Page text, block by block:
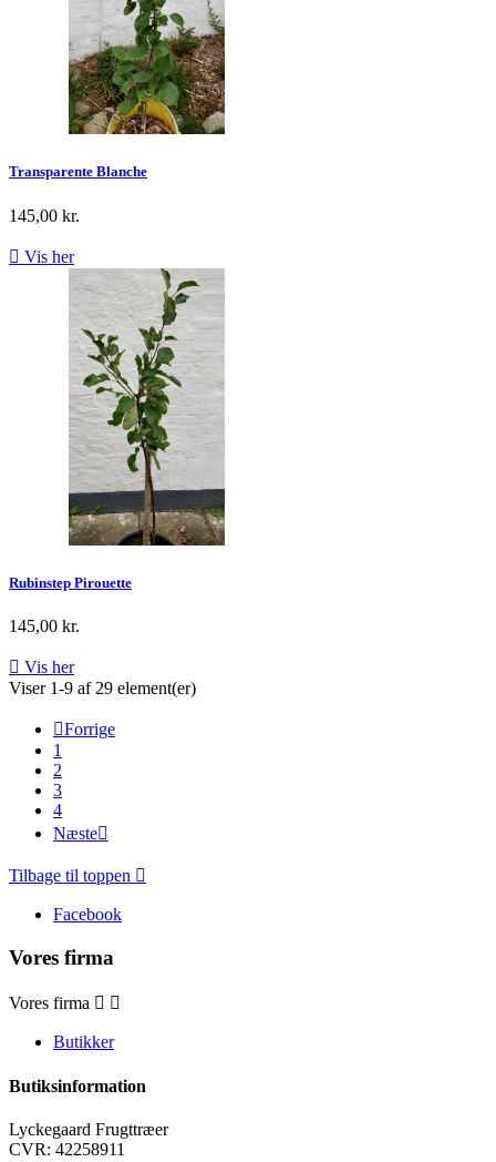
Transparente Blanche
145,00 kr.
 Vis her
Rubinstep Pirouette
145,00 kr.
 Vis her
Viser 1-9 af 29 element(er)
Forrige
1
2
3
4
Næste
Tilbage til toppen 
Facebook
Vores firma
Vores firma  
Butikker
Butiksinformation
Lyckegaard Frugttræer
CVR: 42258911